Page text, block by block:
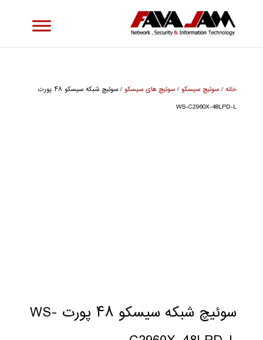
خانه/ سوئیچ سیسکو/ سوئیچ های سیسکو
/ سوئیچ شبکه سیسکو ۴۸ پورت
WS-C2960X-48LPD-L
سوئیچ شبکه سیسکو ۴۸ پورت WS-